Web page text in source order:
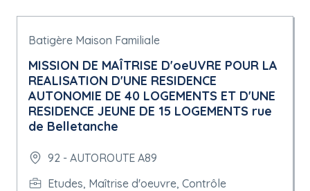
Batigère Maison Familiale
MISSION DE MAÎTRISE D'oeUVRE POUR LA
REALISATION D'UNE RESIDENCE
AUTONOMIE DE 40 LOGEMENTS ET D'UNE
RESIDENCE JEUNE DE 15 LOGEMENTS rue
de Belletanche
92 - AUTOROUTE A89
Etudes, Maîtrise d'oeuvre, Contrôle